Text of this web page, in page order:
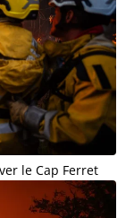
le Cap Ferret